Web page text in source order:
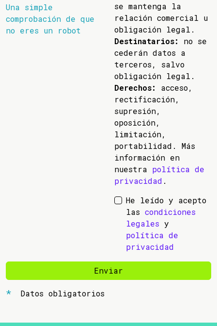
Una simple
comprobación de que
no eres un robot
se mantenga la
relación comercial u
obligación legal.
Destinatarios:
no se
cederán datos a
terceros, salvo
obligación legal.
Derechos:
acceso,
rectificación,
supresión,
oposición,
limitación,
portabilidad. Más
información en
nuestra política de
privacidad .
He leído y acepto
las condiciones
legales y
política de
privacidad
Enviar
Datos obligatorios